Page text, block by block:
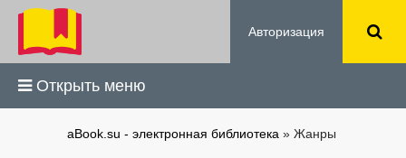
Авторизация
Открыть меню
aBook.su - электронная библиотека » Жанры